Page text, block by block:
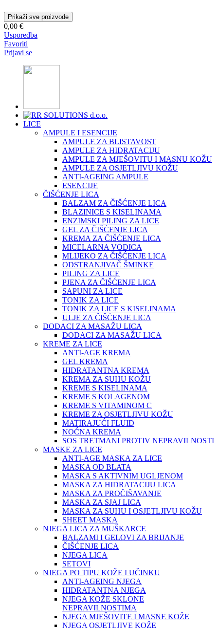
Prikaži sve proizvode
0,00 €
Usporedba
Favoriti
Prijavi se
LICE
AMPULE I ESENCIJE
AMPULE ZA BLISTAVOST
AMPULE ZA HIDRATACIJU
AMPULE ZA MJEŠOVITU I MASNU KOŽU
AMPULE ZA OSJETLJIVU KOŽU
ANTI-AGEING AMPULE
ESENCIJE
ČIŠĆENJE LICA
BALZAM ZA ČIŠĆENJE LICA
BLAZINICE S KISELINAMA
ENZIMSKI PILING ZA LICE
GEL ZA ČIŠĆENJE LICA
KREMA ZA ČIŠĆENJE LICA
MICELARNA VODICA
MLIJEKO ZA ČIŠĆENJE LICA
ODSTRANJIVAČ ŠMINKE
PILING ZA LICE
PJENA ZA ČIŠĆENJE LICA
SAPUNI ZA LICE
TONIK ZA LICE
TONIK ZA LICE S KISELINAMA
ULJE ZA ČIŠĆENJE LICA
DODACI ZA MASAŽU LICA
DODACI ZA MASAŽU LICA
KREME ZA LICE
ANTI-AGE KREMA
GEL KREMA
HIDRATANTNA KREMA
KREMA ZA SUHU KOŽU
KREME S KISELINAMA
KREME S KOLAGENOM
KREME S VITAMINOM C
KREME ZA OSJETLJIVU KOŽU
MATIRAJUĆI FLUID
NOĆNA KREMA
SOS TRETMANI PROTIV NEPRAVILNOSTI
MASKE ZA LICE
ANTI-AGE MASKA ZA LICE
MASKA OD BLATA
MASKA S AKTIVNIM UGLJENOM
MASKA ZA HIDRATACIJU LICA
MASKA ZA PROČIŠAVANJE
MASKA ZA SJAJ LICA
MASKA ZA SUHU I OSJETLJIVU KOŽU
SHEET MASKA
NJEGA LICA ZA MUŠKARCE
BALZAMI I GELOVI ZA BRIJANJE
ČIŠĆENJE LICA
NJEGA LICA
SETOVI
NJEGA PO TIPU KOŽE I UČINKU
ANTI-AGEING NJEGA
HIDRATANTNA NJEGA
NJEGA KOŽE SKLONE
NEPRAVILNOSTIMA
NJEGA MJEŠOVITE I MASNE KOŽE
NJEGA OSJETLJIVE KOŽE